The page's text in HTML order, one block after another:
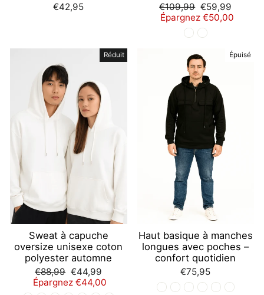
€42,95
Prix
régulier
€109,99 Prix
réduit
€59,99
Épargnez €50,00
Réduit
Sweat à capuche
oversize unisexe coton
polyester automne
Prix
régulier
€88,99 Prix
réduit
€44,99
Épargnez €44,00
Épuisé
Haut basique à manches
longues avec poches –
confort quotidien
€75,95